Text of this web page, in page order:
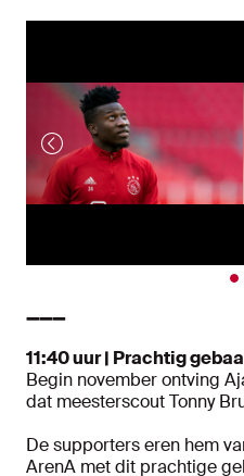
➖➖➖
11:40 uur | Prachtig
Begin november ontving
dat meesterscout Tonny
De supporters eren hem
ArenA met dit prachtige